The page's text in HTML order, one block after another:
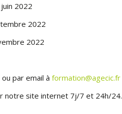
2022
2022
2022
ou par email àformation@agecic.fr
notre site internet 7j/7 et 24h/24.